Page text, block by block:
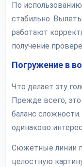
По
стабильно.
работают
получение
Погружение в
Что делает эту
Прежде всего,
баланс
одинаково
Сюжетные линии
целостную